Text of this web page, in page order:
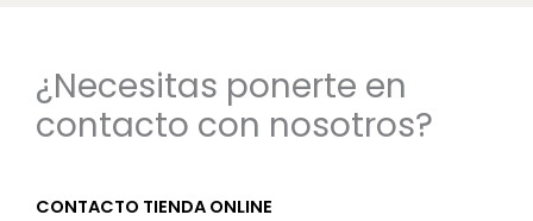
¿Necesitas ponerte en
contacto con nosotros?
CONTACTO TIENDA ONLINE